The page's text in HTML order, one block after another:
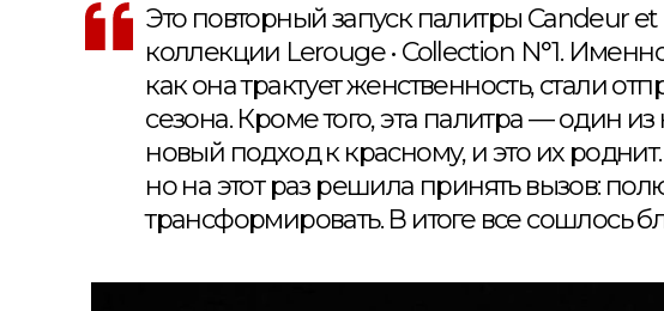
Это повторный запуск палитры Candeur
коллекции Lerouge • Collection N°1.
как она трактует женственность, стали
сезона. Кроме того, эта палитра — один
новый подход к красному, и это их роднит.
но на этот раз решила принять вызов:
трансформировать. В итоге все сошлось